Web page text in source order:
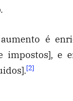
é
impostos], e
[2]